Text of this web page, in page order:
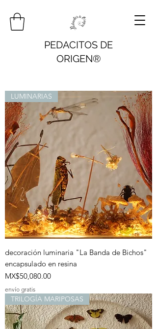
PEDACITOS DE
ORIGEN®
LUMINARIAS
decoración luminaria "La Banda de Bichos"
encapsulado en resina
Price
MX$50,080.00
envío gratis
TRILOGÍA MARIPOSAS